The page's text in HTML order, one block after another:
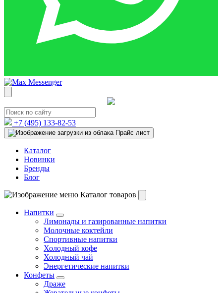
+7 (495) 133-82-53
Прайс лист
Каталог
Новинки
Бренды
Блог
Каталог товаров
Напитки
Лимонады и газированные напитки
Молочные коктейли
Спортивные напитки
Холодный кофе
Холодный чай
Энергетические напитки
Конфеты
Драже